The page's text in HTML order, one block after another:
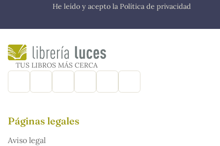
He leído y acepto la Política de privacidad
TUS LIBROS MÁS CERCA
Páginas legales
Aviso legal